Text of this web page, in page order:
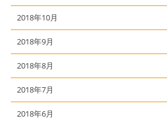
2018年10月
2018年9月
2018年8月
2018年7月
2018年6月